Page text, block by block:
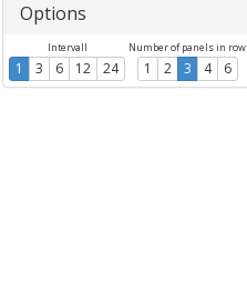
Options
Intervall
1 3 6 12 24
Number of panels in row
1 2 3 4 6